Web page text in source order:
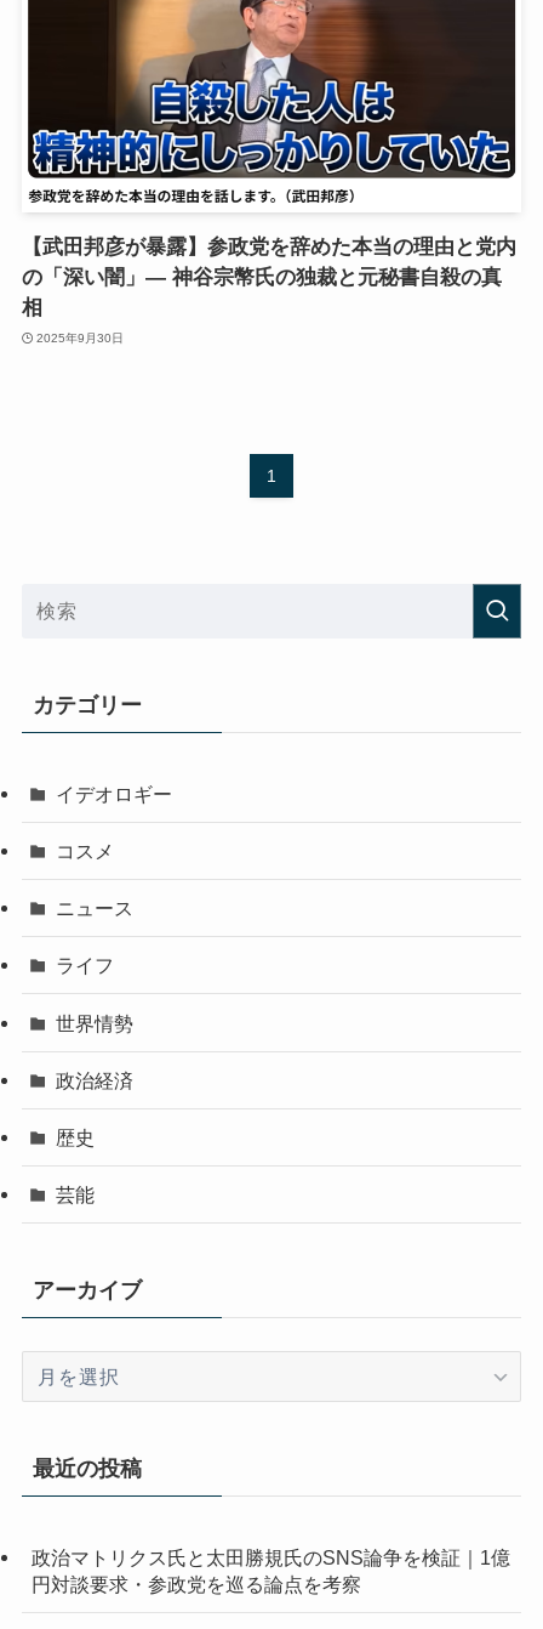
【武田邦彦が暴露】参政党を辞めた本当の理由と党内
の「深い闇」— 神谷宗幣氏の独裁と元秘書自殺の真
相
2025年9月30日
1
カテゴリー
イデオロギー
コスメ
ニュース
ライフ
世界情勢
政治経済
歴史
芸能
アーカイブ
イ
最近の投稿
政治マトリクス氏と太田勝規氏のSNS論争を検証｜1億
円対談要求・参政党を巡る論点を考察